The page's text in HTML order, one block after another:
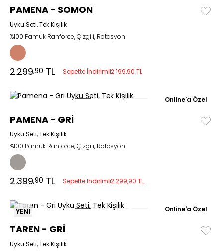
PAMENA - SOMON
Uyku Seti, Tek Kişilik
%100 Pamuk Ranforce, Çizgili, Rotasyon
2.299,90 TL Sepette İndirimli2.199,90 TL
Online'a Özel
PAMENA - GRİ
Uyku Seti, Tek Kişilik
%100 Pamuk Ranforce, Çizgili, Rotasyon
2.399,90 TL Sepette İndirimli2.299,90 TL
YENİ Online'a Özel
TAREN - GRİ
Uyku Seti, Tek Kişilik